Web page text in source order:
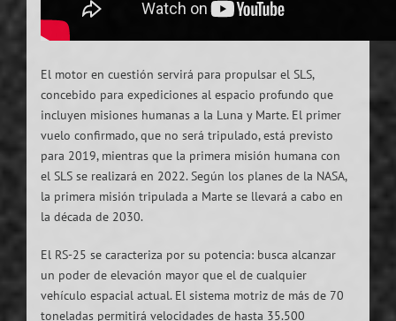
El motor en cuestión servirá para propulsar el SLS,
concebido para expediciones al espacio profundo que
incluyen misiones humanas a la Luna y Marte. El primer
vuelo confirmado, que no será tripulado, está previsto
para 2019, mientras que la primera misión humana con
el SLS se realizará en 2022. Según los planes de la NASA,
la primera misión tripulada a Marte se llevará a cabo en
la década de 2030.
El RS-25 se caracteriza por su potencia: busca alcanzar
un poder de elevación mayor que el de cualquier
vehículo espacial actual. El sistema motriz de más de 70
toneladas permitirá velocidades de hasta 35.500